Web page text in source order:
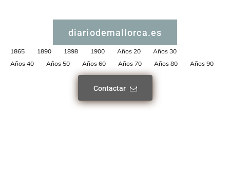
diariodemallorca.es
1865 1890 1898 1900 Años 20
Años 30
Años 40
Años 50 Años 60 Años 70 Años 80 Años 90
Contactar